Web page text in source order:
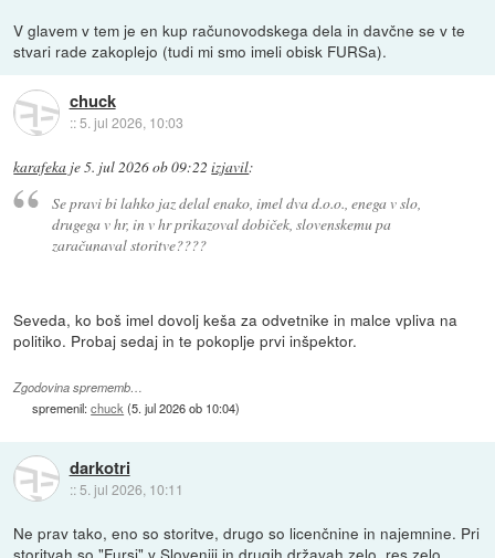
V glavem v tem je en kup računovodskega dela in davčne se v te
stvari rade zakoplejo (tudi mi smo imeli obisk FURSa).
chuck
::5. jul 2026, 10:03
karafeka je5. jul 2026 ob 09:22 izjavil:
Se pravi bi lahko jaz delal enako, imel dva d.o.o., enega v slo,
drugega v hr, in v hr prikazoval dobiček, slovenskemu pa
zaračunaval storitve????
Seveda, ko boš imel dovolj keša za odvetnike in malce vpliva na
politiko. Probaj sedaj in te pokoplje prvi inšpektor.
Zgodovina sprememb…
spremenil:chuck (5. jul 2026 ob 10:04)
darkotri
:: 5. jul 2026, 10:11
Ne prav tako, eno so storitve, drugo so licenčnine in najemnine. Pri